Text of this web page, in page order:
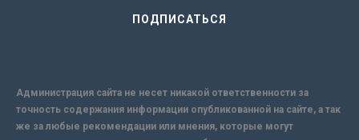
Администрация сайта не несет никакой ответственности за
точность содержания информации опубликованной на сайте, а так
же за любые рекомендации или мнения, которые могут